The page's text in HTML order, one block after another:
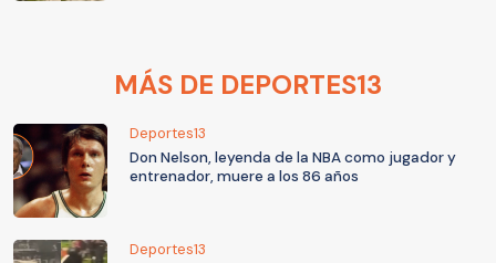
MÁS DE DEPORTES13
Deportes13
Don Nelson, leyenda de la NBA como jugador y
entrenador, muere a los 86 años
Deportes13